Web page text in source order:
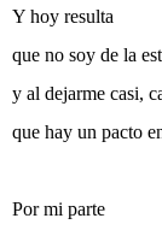
Y hoy resulta
que no soy de la
y al dejarme casi,
que hay un pacto
Por mi parte